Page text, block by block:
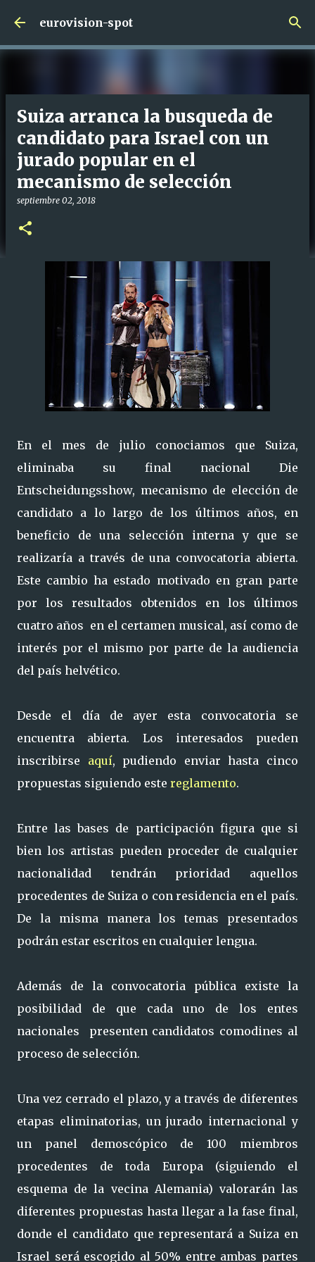
Ir al contenido principal
eurovision-spot
Suiza arranca la busqueda de
candidato para Israel con un
jurado popular en el
mecanismo de selección
septiembre 02, 2018
En el mes de julio conociamos que Suiza,
eliminaba su final nacional Die
Entscheidungsshow, mecanismo de elección de
candidato a lo largo de los últimos años, en
beneficio de una selección interna y que se
realizaría a través de una convocatoria abierta.
Este cambio ha estado motivado en gran parte
por los resultados obtenidos en los últimos
cuatro años en el certamen musical, así como de
interés por el mismo por parte de la audiencia
del país helvético.
Desde el día de ayer esta convocatoria se
encuentra abierta. Los interesados pueden
inscribirse aquí, pudiendo enviar hasta cinco
propuestas siguiendo este reglamento.
Entre las bases de participación figura que si
bien los artistas pueden proceder de cualquier
nacionalidad tendrán prioridad aquellos
procedentes de Suiza o con residencia en el país.
De la misma manera los temas presentados
podrán estar escritos en cualquier lengua.
Además de la convocatoria pública existe la
posibilidad de que cada uno de los entes
nacionales presenten candidatos comodines al
proceso de selección.
Una vez cerrado el plazo, y a través de diferentes
etapas eliminatorias, un jurado internacional y
un panel demoscópico de 100 miembros
procedentes de toda Europa (siguiendo el
esquema de la vecina Alemania) valorarán las
diferentes propuestas hasta llegar a la fase final,
donde el candidato que representará a Suiza en
Israel será escogido al 50% entre ambas partes